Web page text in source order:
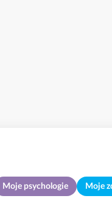
Moje psychologie Moje